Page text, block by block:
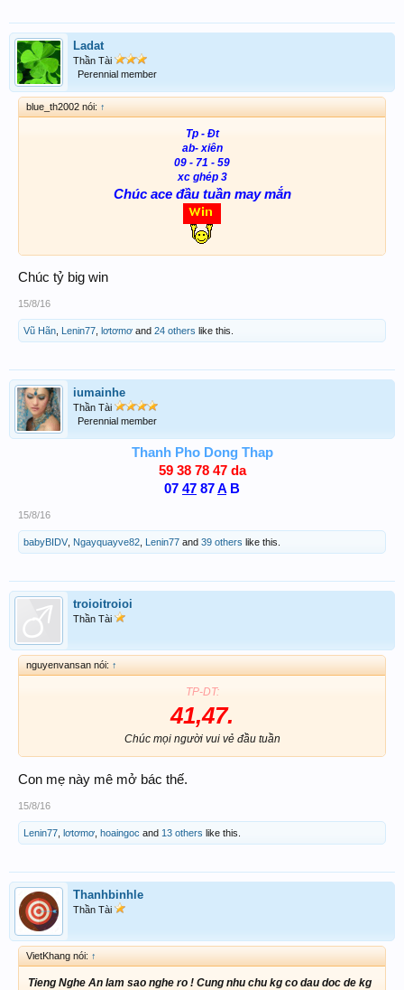
Ladat
Thần Tài
Perennial member
blue_th2002 nói: ↑
Tp - Đt
ab- xiên
09 - 71 - 59
xc ghép 3
Chúc ace đầu tuần may mắn
Chúc tỷ big win
15/8/16
Vũ Hãn Lenin77 lơtơmơ and 24 others like this.
iumainhe
Thần Tài
Perennial member
Thanh Pho Dong Thap
59 38 78 47 da
07 47 87AB
15/8/16
babyBIDV Ngayquayve82 Lenin77 and 39 others like this.
troioitroioi
Thần Tài
nguyenvansan nói: ↑
TP-DT:
41,47.
Chúc mọi người vui vẻ đầu tuần​
Con mẹ này mê mở bác thế.
15/8/16
Lenin77 lơtơmơ hoaingoc and 13 others like this.
Thanhbinhle
Thần Tài
VietKhang nói: ↑
Tieng Nghe An lam sao nghe ro ! Cung nhu chu kg co dau doc de kg